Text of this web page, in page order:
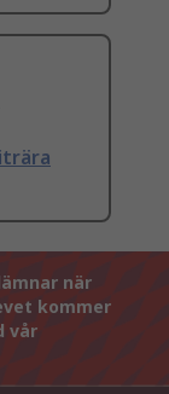
när
kommer
vår